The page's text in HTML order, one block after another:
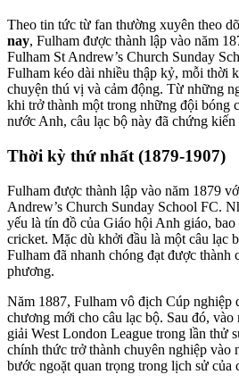
Theo tin tức từ fan thường xuyên theo
nay, Fulham được thành lập vào năm
Fulham St Andrew’s Church Sunday
Fulham kéo dài nhiều thập kỷ, mỗi thời
chuyện thú vị và cảm động. Từ những
khi trở thành một trong những đội bóng
nước Anh, câu lạc bộ này đã chứng kiến
Thời kỳ thứ nhất (1879-1907)
Fulham được thành lập vào năm 1879
Andrew’s Church Sunday School FC.
yếu là tín đồ của Giáo hội Anh giáo,
cricket. Mặc dù khởi đầu là một câu lạc
Fulham đã nhanh chóng đạt được thành
phương.
Năm 1887, Fulham vô địch Cúp nghiệp
chương mới cho câu lạc bộ. Sau đó,
giải West London League trong lần thử
chính thức trở thành chuyên nghiệp vào
bước ngoặt quan trọng trong lịch sử của